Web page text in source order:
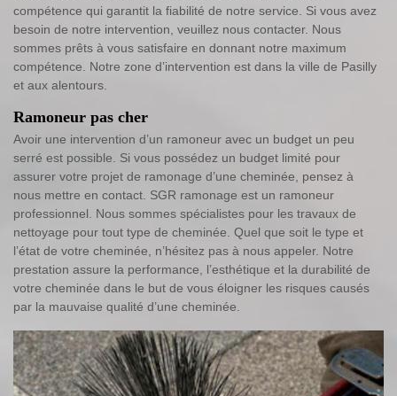
compétence qui garantit la fiabilité de notre service. Si vous avez
besoin de notre intervention, veuillez nous contacter. Nous
sommes prêts à vous satisfaire en donnant notre maximum
compétence. Notre zone d’intervention est dans la ville de Pasilly
et aux alentours.
Ramoneur pas cher
Avoir une intervention d’un ramoneur avec un budget un peu
serré est possible. Si vous possédez un budget limité pour
assurer votre projet de ramonage d’une cheminée, pensez à
nous mettre en contact. SGR ramonage est un ramoneur
professionnel. Nous sommes spécialistes pour les travaux de
nettoyage pour tout type de cheminée. Quel que soit le type et
l’état de votre cheminée, n’hésitez pas à nous appeler. Notre
prestation assure la performance, l’esthétique et la durabilité de
votre cheminée dans le but de vous éloigner les risques causés
par la mauvaise qualité d’une cheminée.